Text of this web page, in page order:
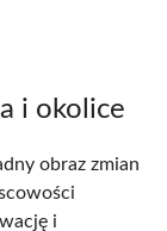
i okolice
obraz zmian
i